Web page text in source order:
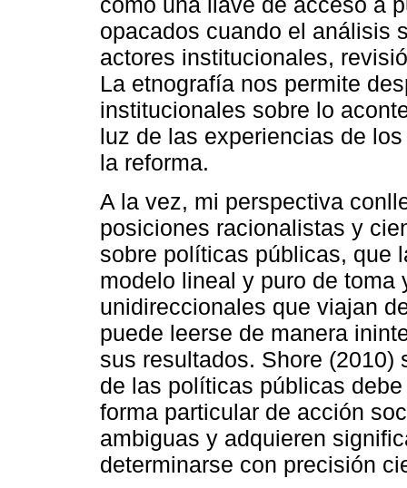
opacados cuando el análisis
actores institucionales,
La etnografía nos permite
institucionales sobre lo
luz de las experiencias de
la reforma.
A la vez, mi perspectiva
posiciones racionalistas y
sobre políticas públicas, que
modelo lineal y puro de
unidireccionales que viajan
puede leerse de manera
sus resultados. Shore
de las políticas públicas
forma particular de acción
ambiguas y adquieren
determinarse con precisión